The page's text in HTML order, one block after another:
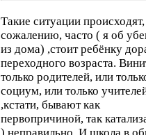
в другую школу. Каким
это произошло не знаю,
родители сами захотели
В нашем городе так
"хорошие школы" находят
возможность избавляться от
проблемных детей.
Такие ситуации
сожалению, часто ( я об
из дома) ,стоит ребёнку
переходного возраста.
только родителей, или
социум, или только
,кстати, бывают как
первопричиной, так